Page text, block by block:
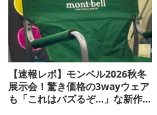
【速報レポ】モンベル2026秋冬
展示会！驚き価格の3wayウェア
も「これはバズるぞ…」な新作